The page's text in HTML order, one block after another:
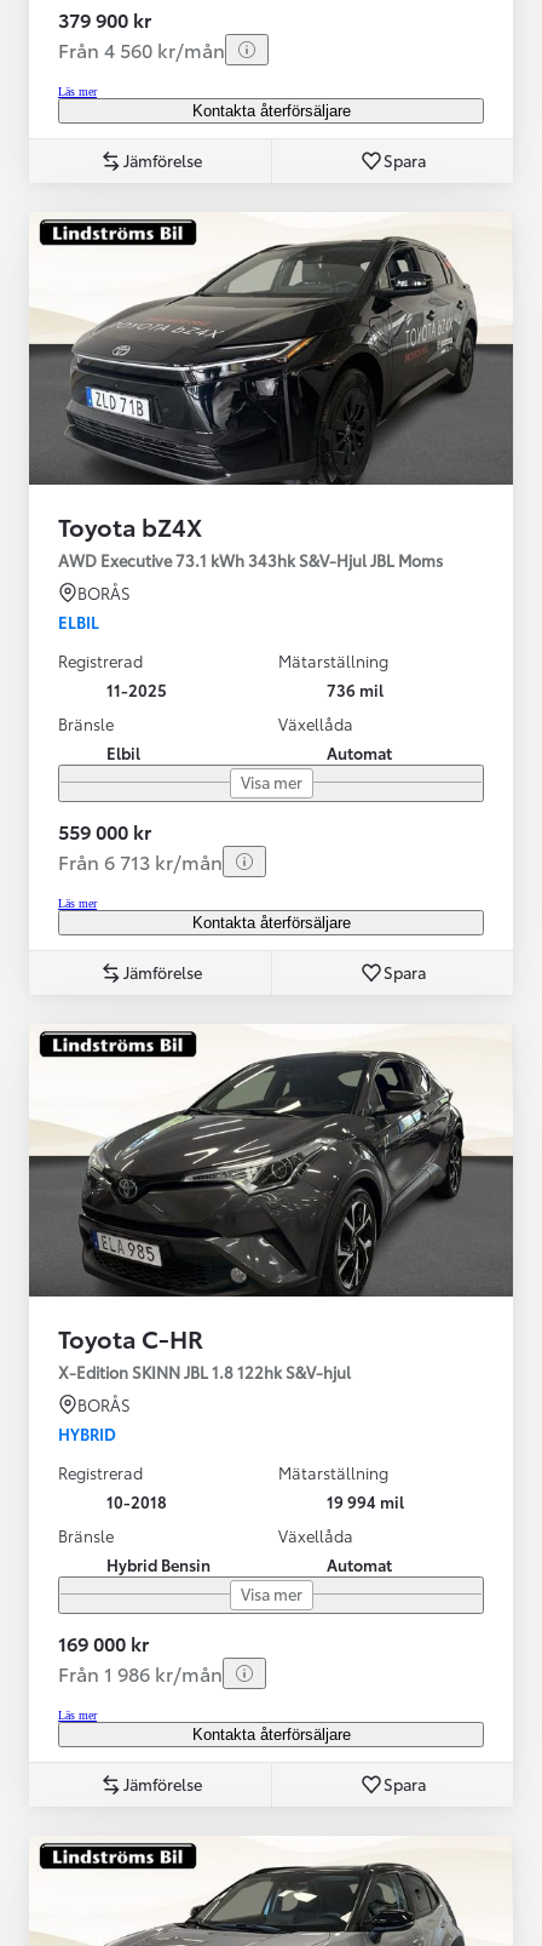
379 900 kr
Från 4 560 kr/mån
Läs mer
Kontakta återförsäljare
Jämförelse Spara
Toyota bZ4X
AWD Executive 73.1 kWh 343hk S&V-Hjul JBL Moms
BORÅS
ELBIL
Registrerad
11-2025
Mätarställning
736 mil
Bränsle
Elbil
Växellåda
Automat
Visa mer
559 000 kr
Från 6 713 kr/mån
Läs mer
Kontakta återförsäljare
Jämförelse Spara
Toyota C-HR
X-Edition SKINN JBL 1.8 122hk S&V-hjul
BORÅS
HYBRID
Registrerad
10-2018
Mätarställning
19 994 mil
Bränsle
Hybrid Bensin
Växellåda
Automat
Visa mer
169 000 kr
Från 1 986 kr/mån
Läs mer
Kontakta återförsäljare
Jämförelse Spara